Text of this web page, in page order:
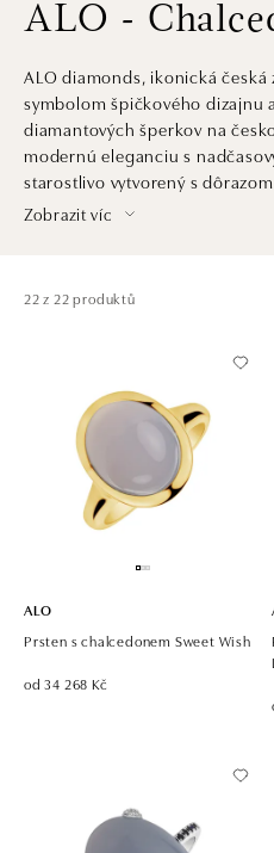
ALO -
ALO diamonds, ikonická
symbolom špičkového dizajnu
diamantových šperkov na
modernú eleganciu s
starostlivo vytvorený s
ozdobou. Sú aj investíciou do
Zobrazit víc
22 z 22 produktů
ALO
Prsten s chalcedonem Sweet Wish
od 34 268 Kč